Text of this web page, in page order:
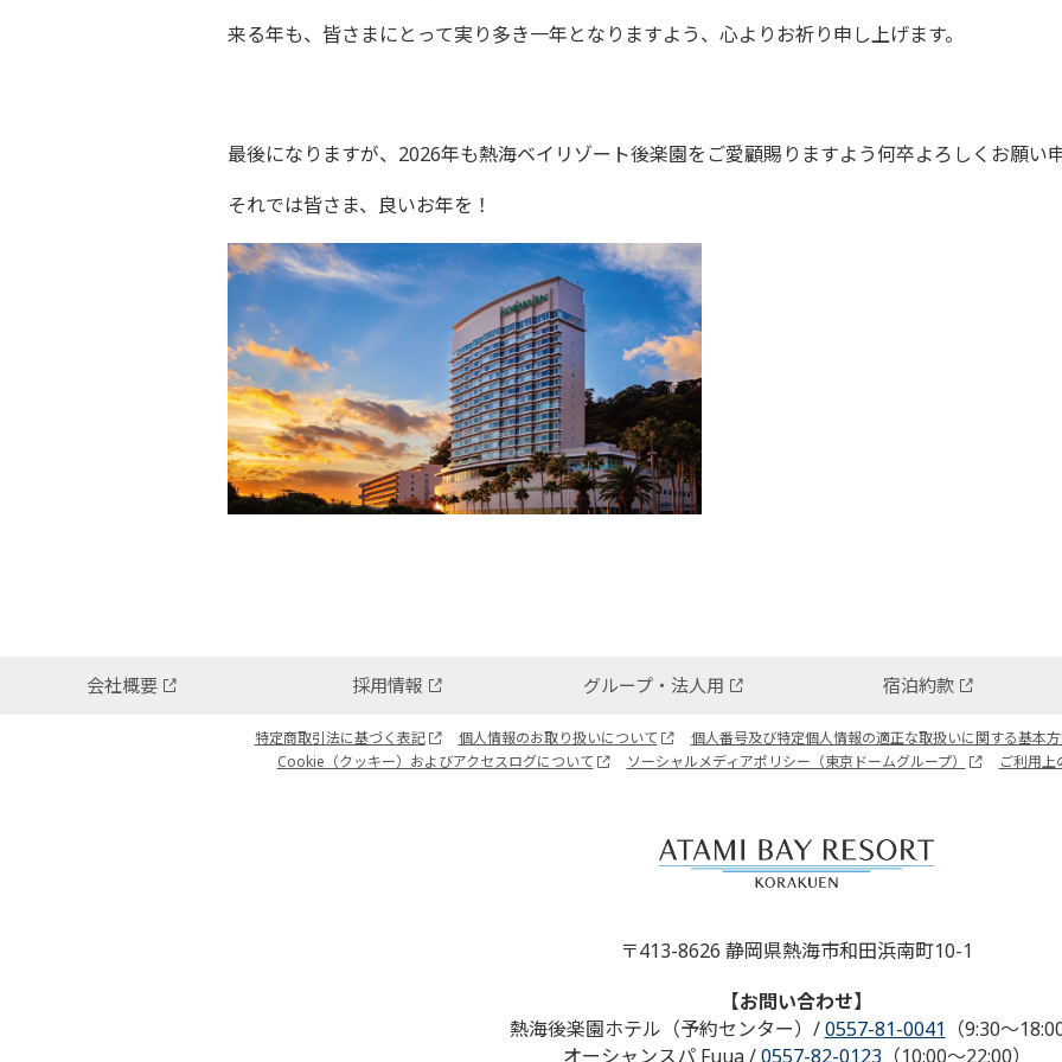
来る年も、皆さまにとって実り多き一年となりますよう、心よりお祈り申し上げます。
最後になりますが、2026年も熱海ベイリゾート後楽園をご愛顧賜りますよう何卒よろしくお願い申
それでは皆さま、良いお年を！
会社概要 採用情報 グループ・法人用 宿泊約款
特定商取引法に基づく表記 個人情報のお取り扱いについて 個人番号及び特定個人情報の適正な取扱いに関する基本
Cookie（クッキー）およびアクセスログについて
ソーシャルメディアポリシー（東京ドームグループ） ご利用上
〒413-8626 静岡県熱海市和田浜南町10-1
【お問い合わせ】
熱海後楽園ホテル（予約センター） / 0557-81-0041 （9:30～18:00
オーシャンスパ Fuua/ 0557-82-0123（10:00～22:00）